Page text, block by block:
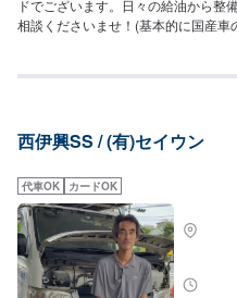
ドでございます。日々の給油から整
相談くださいませ！(基本的に国産
す！レンタカーのご用意もあります
で、1ヶ月・100Lまでガソリンが5
が近くにあります。
西伊興SS / (有)セイウン
代車OK カードOK